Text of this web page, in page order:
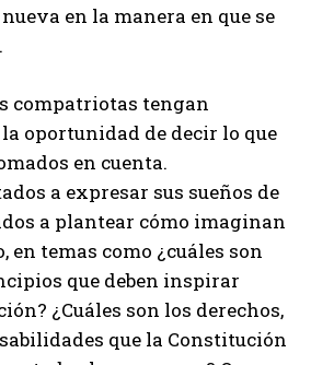
en la manera en que se
compatriotas tengan
oportunidad de decir lo que
en cuenta.
a expresar sus sueños de
a plantear cómo imaginan
en temas como ¿cuáles son
que deben inspirar
¿Cuáles son los derechos,
que la Constitución